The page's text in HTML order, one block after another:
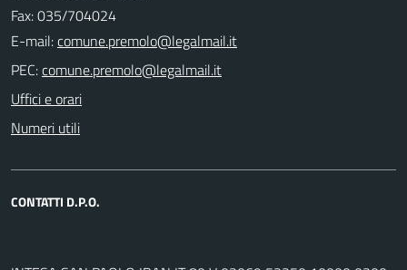
Fax: 035/704024
E-mail:
PEC:
Uffici e orari
Numeri utili
CONTATTI D.P.O.